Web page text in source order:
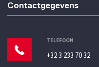
Contactgegevens
TELEFOON
+32 3 233 70 32